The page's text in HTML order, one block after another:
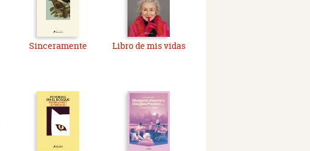
Sinceramente Libro de mis vidas